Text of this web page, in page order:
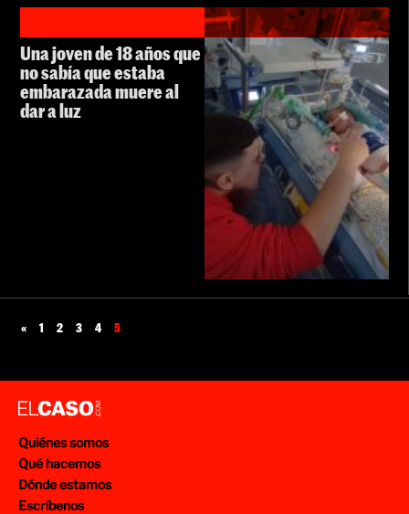
Una joven de 18 años que
no sabía que estaba
embarazada muere al
dar a luz
« 1 2 3 4 5
Quiénes somos
Qué hacemos
Dónde estamos
Escríbenos